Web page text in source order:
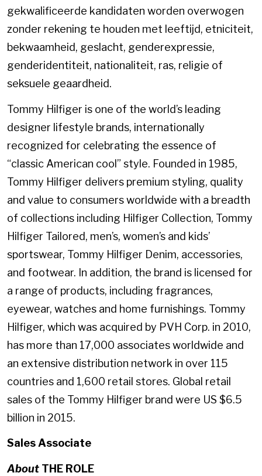
gekwalificeerde kandidaten worden overwogen
zonder rekening te houden met leeftijd, etniciteit,
bekwaamheid, geslacht, genderexpressie,
genderidentiteit, nationaliteit, ras, religie of
seksuele geaardheid.
Tommy Hilfiger is one of the world’s leading
designer lifestyle brands, internationally
recognized for celebrating the essence of
“classic American cool” style. Founded in 1985,
Tommy Hilfiger delivers premium styling, quality
and value to consumers worldwide with a breadth
of collections including Hilfiger Collection, Tommy
Hilfiger Tailored, men’s, women’s and kids’
sportswear, Tommy Hilfiger Denim, accessories,
and footwear. In addition, the brand is licensed for
a range of products, including fragrances,
eyewear, watches and home furnishings. Tommy
Hilfiger, which was acquired by PVH Corp. in 2010,
has more than 17,000 associates worldwide and
an extensive distribution network in over 115
countries and 1,600 retail stores. Global retail
sales of the Tommy Hilfiger brand were US $6.5
billion in 2015.
Sales Associate
About THE ROLE